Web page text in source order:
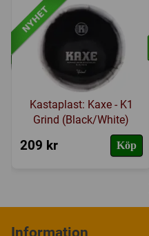
Kastaplast: Kaxe - K1
Grind (Black/White)
209 kr Köp
Information